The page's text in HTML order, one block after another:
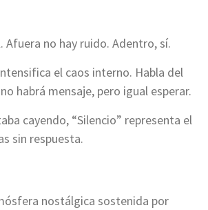
Afuera no hay ruido. Adentro, sí.
el caos interno. Habla del
habrá mensaje, pero igual esperar.
cayendo, “Silencio” representa el
sin respuesta.
nostálgica sostenida por